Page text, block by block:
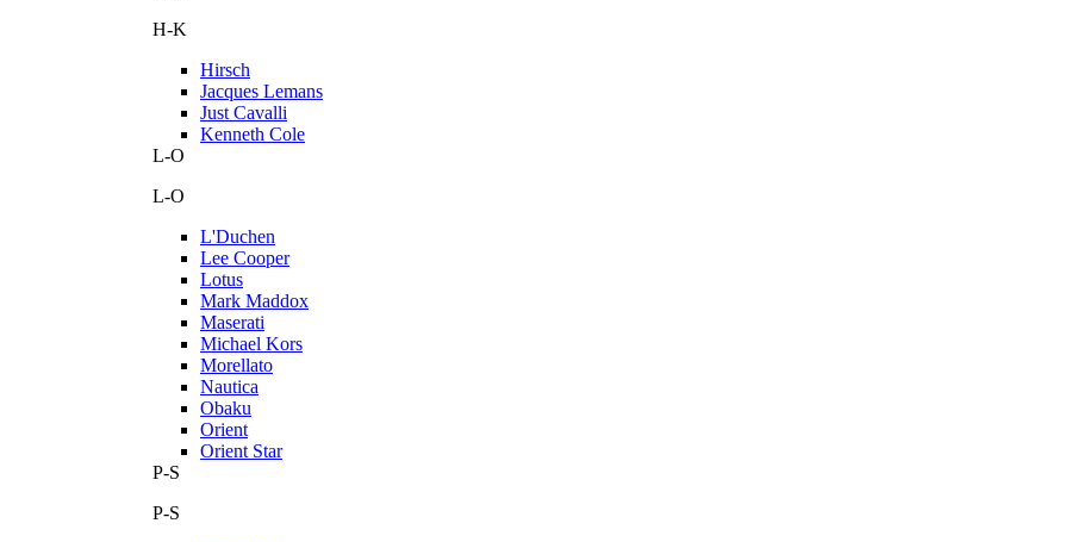
H-K
Hirsch
Jacques Lemans
Just Cavalli
Kenneth Cole
L-O
L-O
L'Duchen
Lee Cooper
Lotus
Mark Maddox
Maserati
Michael Kors
Morellato
Nautica
Obaku
Orient
Orient Star
P-S
P-S